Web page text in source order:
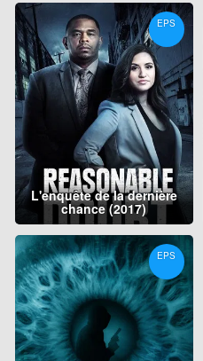
EPS
L'enquête de la dernière
chance (2017)
EPS